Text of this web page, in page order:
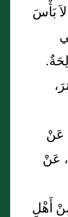
بَأْسَ
عَنْ
عَنْ
أَهْلِ